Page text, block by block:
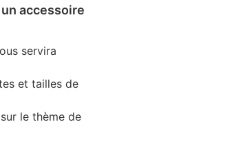
accessoire
servira
et tailles de
le thème de